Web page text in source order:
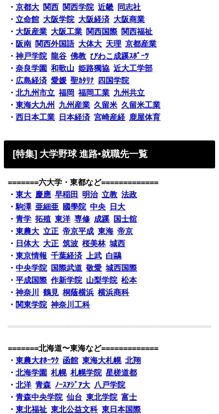
・京都大 関西 関西学院 近畿
同志社
・ 立命館 大阪学院 大阪経済 大阪商業
・ 大阪産業 大阪工業 関西国際 関西福祉
・ 阪南 関西外国語 大体大 天理 京都産業
・神戸学院 龍谷 佛教 びわこ成蹊ｽﾎﾟｰﾂ
・奈良学園 和歌山 姫路獨協 近大工学部
・ 広島経済 愛媛 聖ｶﾀﾘﾅ
四国学院
・北九州市立 福岡 福岡工業 九州共立
・東海大九州 九州産業 久留米 久留米工業
・西日本工業 日本経済 宮崎産経 鹿屋体育
[特集] 大学野球 進路•就職先一覧
=======六大学・東都など=============
・東大 慶應 早稲田 明治 立教 法政
・駒澤 亜細亜 國學院 中央
日大
・青学 拓殖 東洋 専修 成蹊
国士舘
・東農大 立正 帝京平成 東海 帝京
・ 日体大 大正 筑波 桜美林 城西
・東京情報 千葉経済 上武 白鷗
・中央学院 国際武道 敬愛 城西国際
・平成国際 作新学院 山梨学院 松本
・神奈川 鶴見 桐蔭横浜 横浜商科
・ 関東学院 神奈川工科
=======北海道〜東海など=============
・東農大ｵﾎｰﾂｸ 函館 東海大札幌 北翔
・北海学園 札幌 札幌学院 星槎道都
・北洋 青森 ﾉｰｽｱｼﾞｱ大 八戸学院
・青森中央学院 仙台 東北学院 富士
・東北福祉 東北公益文科 東日本国際